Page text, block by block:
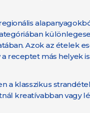
Azok az ételek
receptet más helyek
a klasszikus
kreatívabban vagy